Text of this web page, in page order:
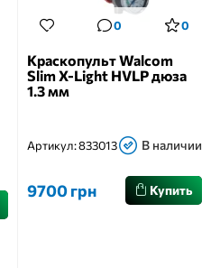
0 0
Краскопульт Walcom
Slim X-Light HVLP дюза
1.3 мм
Артикул:833013 В наличии
9700 грн Купить